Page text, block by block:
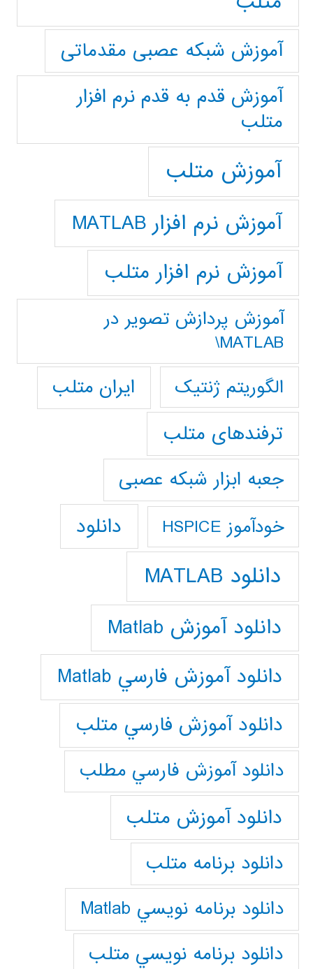
آموزش شبکه عصبی مقدماتی
آموزش قدم به قدم نرم افزار
متلب
آموزش متلب
آموزش نرم افزار MATLAB
آموزش نرم افزار متلب
آموزش پردازش تصوير در
MATLAB\
الگوریتم ژنتیک
ایران متلب
ترفندهای متلب
جعبه ابزار شبکه عصبی
خودآموز HSPICE دانلود
دانلود MATLAB
دانلود آموزش Matlab
دانلود آموزش فارسي Matlab
دانلود آموزش فارسي متلب
دانلود آموزش فارسي مطلب
دانلود آموزش متلب
دانلود برنامه متلب
دانلود برنامه نويسي Matlab
دانلود برنامه نويسي متلب